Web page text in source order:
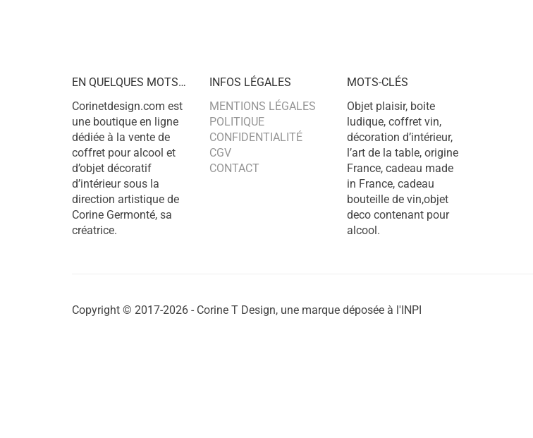
EN QUELQUES MOTS…
Corinetdesign.com est
une boutique en ligne
dédiée à la vente de
coffret pour alcool et
d’objet décoratif
d’intérieur sous la
direction artistique de
Corine Germonté, sa
créatrice.
INFOS LÉGALES
MENTIONS LÉGALES
POLITIQUE
CONFIDENTIALITÉ
CGV
CONTACT
MOTS-CLÉS
Objet plaisir, boite
ludique, coffret vin,
décoration d’intérieur,
l’art de la table, origine
France, cadeau made
in France, cadeau
bouteille de vin,objet
deco contenant pour
alcool.
Copyright © 2017-2026 - Corine T Design, une marque déposée à l'INPI